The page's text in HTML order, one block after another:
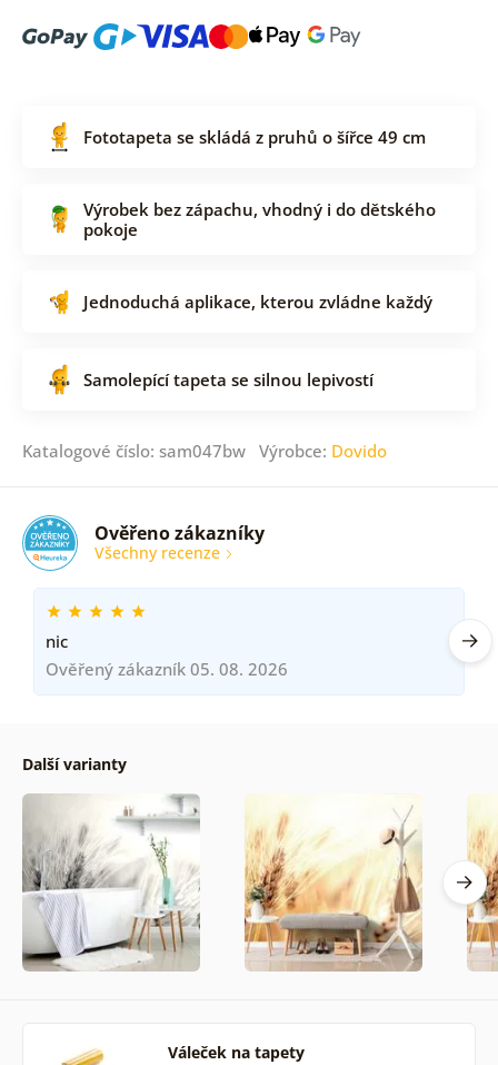
Fototapeta se skládá z pruhů o šířce 49 cm
Výrobek bez zápachu, vhodný i do dětského
pokoje
Jednoduchá aplikace, kterou zvládne každý
Samolepící tapeta se silnou lepivostí
Katalogové číslo: sam047bw Výrobce: Dovido
Ověřeno zákazníky
Všechny recenze
nic
Ověřený zákazník 05. 08. 2026
Další varianty
Váleček na tapety